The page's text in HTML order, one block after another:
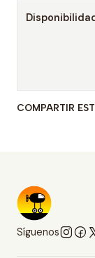
COMPARTIR
Síguenos